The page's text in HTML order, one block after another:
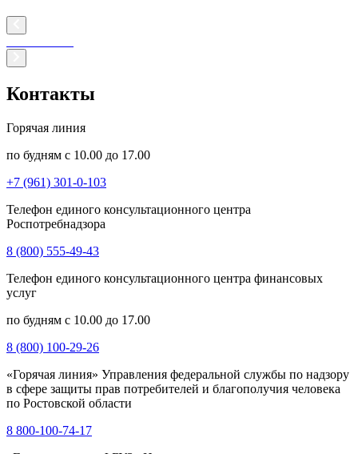
Контакты
Горячая линия
по будням с 10.00 до 17.00
+7 (961) 301-0-103
Телефон единого консультационного центра
Роспотребнадзора
8 (800) 555-49-43
Телефон единого консультационного центра финансовых
услуг
по будням с 10.00 до 17.00
8 (800) 100-29-26
«Горячая линия» Управления федеральной службы по надзору
в сфере защиты прав потребителей и благополучия человека
по Ростовской области
8 800-100-74-17